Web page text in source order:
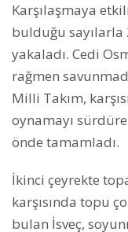
Karşılaşmaya
bulduğu sayılarla
yakaladı. Cedi
rağmen
Milli Takım,
oynamayı
önde tamamladı.
İkinci çeyrekte
karşısında topu
bulan İsveç,